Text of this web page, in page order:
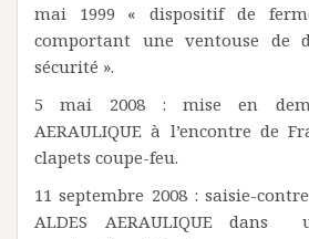
mai 1999 « dispositif de
comportant une ventouse de
sécurité ».
5 mai 2008 : mise en
AERAULIQUE à l’encontre de
clapets coupe-feu.
11 septembre 2008 : saisie-
ALDES AERAULIQUE